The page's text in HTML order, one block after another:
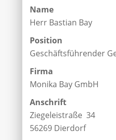
Name
Herr Bastian Bay
Position
Geschäftsführender
Firma
Monika Bay GmbH
Anschrift
Ziegeleistraße 34
56269 Dierdorf